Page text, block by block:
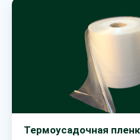
Термоусадочная